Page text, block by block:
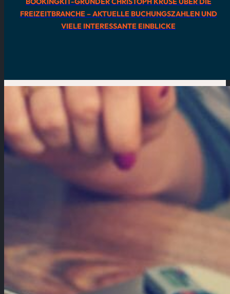
FREIZEITBRANCHE – AKTUELLE BUCHUNGSZAHLEN UND
VIELE INTERESSANTE EINBLICKE